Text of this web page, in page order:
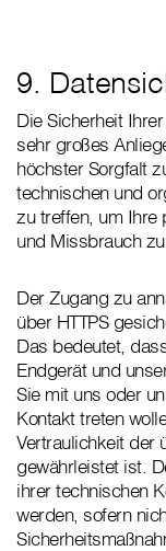
9.
Die Sicherheit
sehr großes
höchster Sorgfalt
technischen und
zu treffen, um Ihre
und Missbrauch
Der Zugang zu
über HTTPS
Das bedeutet,
Endgerät und
Sie mit uns oder
Kontakt treten
Vertraulichkeit der
gewährleistet ist.
ihrer technischen
werden, sofern